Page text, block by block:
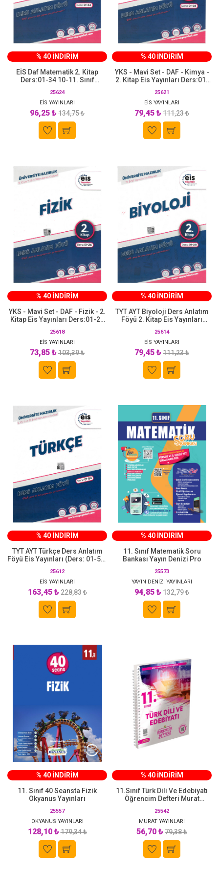
% 40 İNDİRİM
EİS Daf Matematik 2. Kitap
Ders:01-34 10-11. Sınıf
25624
EİS YAYINLARI
96,25 ₺134,75 ₺
% 40 İNDİRİM
YKS - Mavi Set - DAF - Kimya -
2. Kitap Eis Yayınları Ders:01-
25621
EİS YAYINLARI
79,45 ₺111,23 ₺
% 40 İNDİRİM
YKS - Mavi Set - DAF - Fizik - 2.
Kitap Eis Yayınları Ders:01-26
Kapsar
25618
EİS YAYINLARI
73,85 ₺103,39 ₺
% 40 İNDİRİM
TYT AYT Biyoloji Ders Anlatım
Föyü 2. Kitap Eis Yayınları
Kapsar
25614
EİS YAYINLARI
79,45 ₺111,23 ₺
% 40 İNDİRİM
TYT AYT Türkçe Ders Anlatım
Föyü Eis Yayınları (Ders: 01-58)
Kapsar
25612
EİS YAYINLARI
163,45 ₺228,83 ₺
% 40 İNDİRİM
11. Sınıf Matematik Soru
Bankası Yayın Denizi Pro
25573
YAYIN DENİZİ YAYINLARI
94,85 ₺132,79 ₺
% 40 İNDİRİM
11. Sınıf 40 Seansta Fizik
Okyanus Yayınları
25557
OKYANUS YAYINLARI
128,10 ₺179,34 ₺
% 40 İNDİRİM
11.Sınıf Türk Dili Ve Edebiyatı
Öğrencim Defteri Murat
25542
MURAT YAYINLARI
56,70 ₺79,38 ₺